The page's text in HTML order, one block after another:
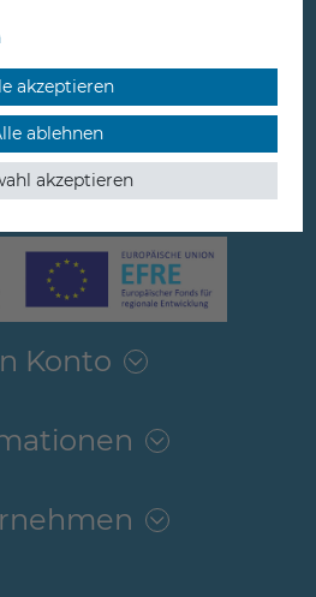
Straße 3
Zerbst / Anhalt
Germany
Konto
akzeptieren
ablehnen
akzeptieren